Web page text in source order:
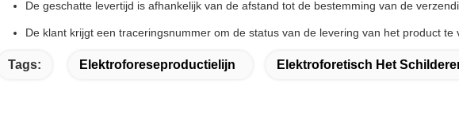
De geschatte levertijd is afhankelijk van de afstand tot de bestemming van de
De klant krijgt een traceringsnummer om de status van de levering van het product te
Tags: Elektroforeseproductielijn Elektroforetisch Het